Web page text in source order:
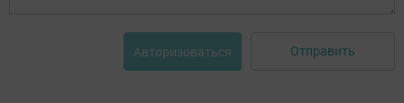
Авторизоваться Отправить